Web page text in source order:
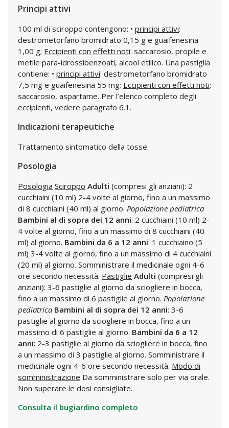
Principi attivi
100 ml di sciroppo contengono: • principi attivi:
destrometorfano bromidrato 0,15 g e guaifenesina
1,00 g; Eccipienti con effetti noti: saccarosio, propile e
metile para-idrossibenzoati, alcool etilico. Una pastiglia
contiene: • principi attivi: destrometorfano bromidrato
7,5 mg e guaifenesina 55 mg; Eccipienti con effetti noti:
saccarosio, aspartame. Per l’elenco completo degli
eccipienti, vedere paragrafo 6.1.
Indicazioni terapeutiche
Trattamento sintomatico della tosse.
Posologia
Posologia Sciroppo Adulti (compresi gli anziani): 2
cucchiaini (10 ml) 2-4 volte al giorno, fino a un massimo
di 8 cucchiaini (40 ml) al giorno. Popolazione pediatrica
Bambini al di sopra dei 12 anni: 2 cucchiaini (10 ml) 2-
4 volte al giorno, fino a un massimo di 8 cucchiaini (40
ml) al giorno. Bambini da 6 a 12 anni: 1 cucchiaino (5
ml) 3-4 volte al giorno, fino a un massimo di 4 cucchiaini
(20 ml) al giorno. Somministrare il medicinale ogni 4-6
ore secondo necessità. Pastiglie Adulti (compresi gli
anziani): 3-6 pastiglie al giorno da sciogliere in bocca,
fino a un massimo di 6 pastiglie al giorno. Popolazione
pediatrica Bambini al di sopra dei 12 anni: 3-6
pastiglie al giorno da sciogliere in bocca, fino a un
massimo di 6 pastiglie al giorno. Bambini da 6 a 12
anni: 2-3 pastiglie al giorno da sciogliere in bocca, fino
a un massimo di 3 pastiglie al giorno. Somministrare il
medicinale ogni 4-6 ore secondo necessità. Modo di
somministrazione Da somministrare solo per via orale.
Non superare le dosi consigliate.
Consulta il bugiardino completo